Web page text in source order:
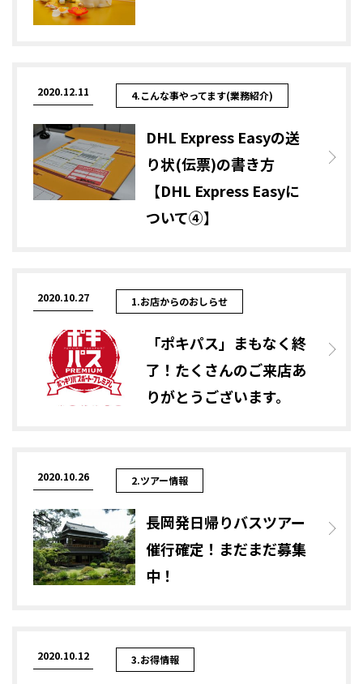
2020.12.11 4.こんな事やってます(業務紹介)
DHL Express Easyの送
り状(伝票)の書き方
【DHL Express Easyに
ついて④】
2020.10.27 1.お店からのおしらせ
「ポキパス」まもなく終
了！たくさんのご来店あ
りがとうございます。
2020.10.26 2.ツアー情報
長岡発日帰りバスツアー
催行確定！まだまだ募集
中！
2020.10.12 3.お得情報